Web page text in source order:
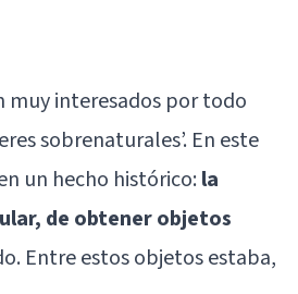
muy interesados por todo
sobrenaturales’. En este
un hecho histórico:la
de obtener objetos
Entre estos objetos estaba,